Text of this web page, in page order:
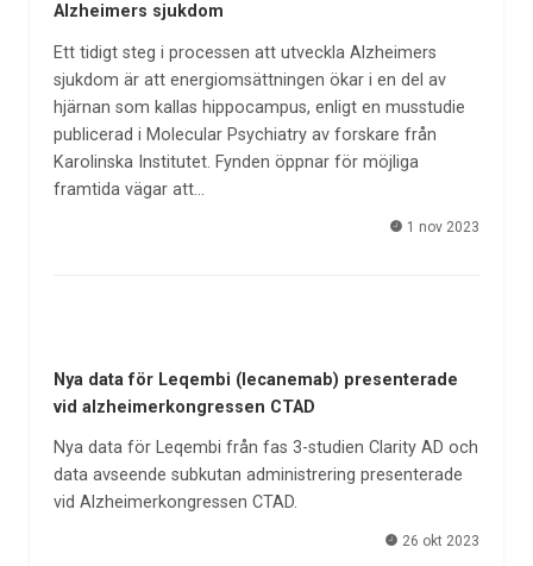
Alzheimers sjukdom
Ett tidigt steg i processen att utveckla Alzheimers
sjukdom är att energiomsättningen ökar i en del av
hjärnan som kallas hippocampus, enligt en musstudie
publicerad i Molecular Psychiatry av forskare från
Karolinska Institutet. Fynden öppnar för möjliga
framtida vägar att…
1 nov 2023
Nya data för Leqembi (lecanemab) presenterade
vid alzheimerkongressen CTAD
Nya data för Leqembi från fas 3-studien Clarity AD och
data avseende subkutan administrering presenterade
vid Alzheimerkongressen CTAD.
26 okt 2023